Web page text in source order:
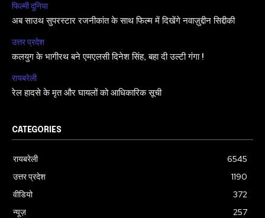
फिल्मी दुनिया
अब साउथ सुपरस्टार रजनीकांत के साथ फिल्म में दिखेंगे नवाज़ुद्दीन सिद्दीकी
उत्तर प्रदेश
कलयुग के भागीरथ बने एमएलसी दिनेश सिंह, बहा दी उल्टी गंगा !
रायबरेली
रेल हादसे के मृत और घायलों को आधिकारिक सूची
CATEGORIES
रायबरेली
6545
उत्तर प्रदेश
1190
वीडियो
372
न्यूज़
257